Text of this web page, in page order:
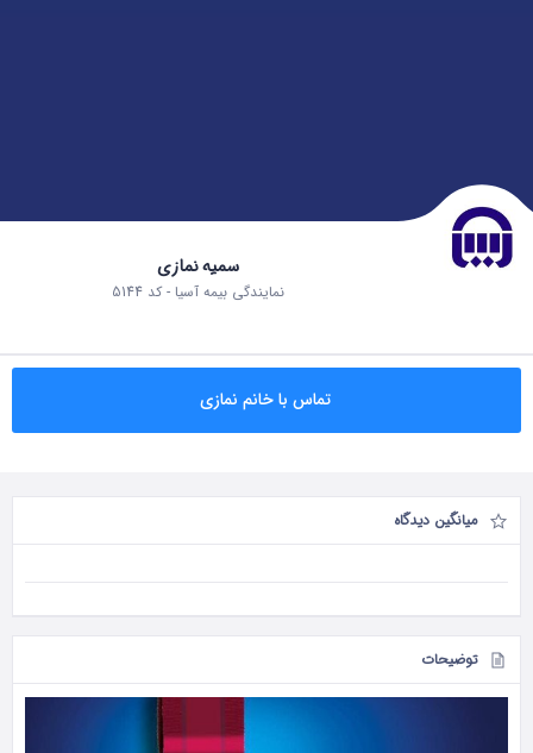
سمیه نمازی
نمایندگی بیمه آسیا - کد 5144
تماس با خانم نمازی
میانگین دیدگاه
توضیحات